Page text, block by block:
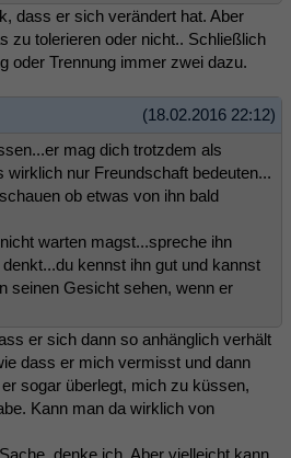
dass er sich verändert hat. Aber
zu tolerieren oder nicht.. Schließlich
oder Trennung immer zwei dazu.
(18.02.2016 22:12)
mag dich trotzdem als
wirklich nur Freundschaft bedeuten...
ob etwas von ihn bald
warten magst...spreche ihn
kennst ihn gut und kannst
seinen Gesicht sehen, wenn er
er sich dann so anhänglich verhält
dass er mich vermisst und dann
sogar überlegt, mich zu küssen,
Kann man da wirklich von
denke ich. Aber vielleicht kann